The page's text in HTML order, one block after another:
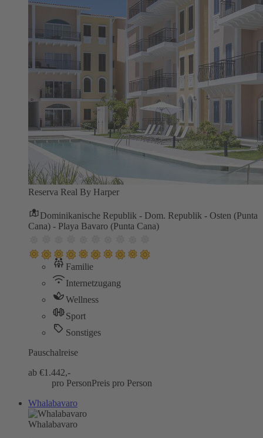
Reserva Real By Harper
Dominikanische Republik - Dom. Republik - Osten (Punta
Cana) - Playa Bavaro (Punta Cana)
Familie
Internetzugang
Wellness
Sport
Sonstiges
Pauschalreise
ab €1.442,-
pro PersonPreis pro Person
Whalabavaro
Whalabavaro